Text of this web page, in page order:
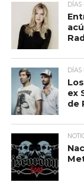
ex
de